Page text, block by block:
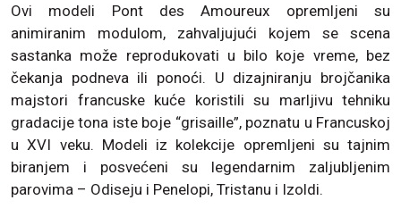
Ovi modeli Pont des Amoureux opremljeni su
animiranim modulom, zahvaljujući kojem se scena
sastanka može reprodukovati u bilo koje vreme, bez
čekanja podneva ili ponoći. U dizajniranju brojčanika
majstori francuske kuće koristili su marljivu tehniku
gradacije tona iste boje “grisaille”, poznatu u Francuskoj
u XVI veku. Modeli iz kolekcije opremljeni su tajnim
biranjem i posvećeni su legendarnim zaljubljenim
parovima – Odiseju i Penelopi, Tristanu i Izoldi.